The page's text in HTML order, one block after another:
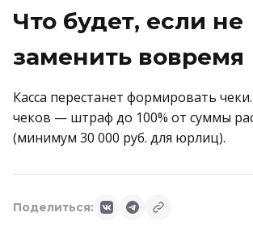
Что будет, если не
заменить вовремя
Касса перестанет формировать
чеков — штраф до 100% от суммы
(минимум 30 000 руб. для юрлиц).
Поделиться: